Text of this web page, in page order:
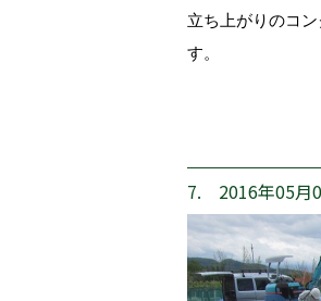
立ち上がりのコ
す。
7. 2016年05月